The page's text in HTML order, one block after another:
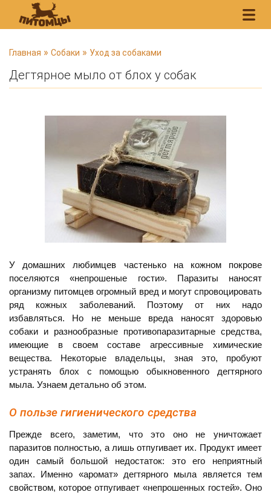
В
ы
з
Главная » Собаки » Уход за собаками
Дегтярное мыло от блох у собак
У домашних любимцев частенько на кожном покрове
поселяются «непрошеные гости». Паразиты наносят
организму питомцев огромный вред и могут спровоцировать
ряд кожных заболеваний. Поэтому от них надо
избавляться. Но не меньше вреда наносят здоровью
собаки и разнообразные противопаразитарные средства,
имеющие в своем составе агрессивные химические
вещества. Некоторые владельцы, зная это, пробуют
устранять блох с помощью обыкновенного дегтярного
мыла. Узнаем детально об этом.
О пользе гигиенического средства
Прежде всего, заметим, что это оно не уничтожает
паразитов полностью, а лишь отпугивает их. Продукт имеет
один самый большой недостаток: это его неприятный
запах. Именно «аромат» дегтярного мыла является тем
свойством, которое отпугивает «непрошенных гостей». Оно